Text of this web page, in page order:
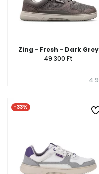
Zing - Fresh - Dark Grey
49 300 Ft
4.9
-33%